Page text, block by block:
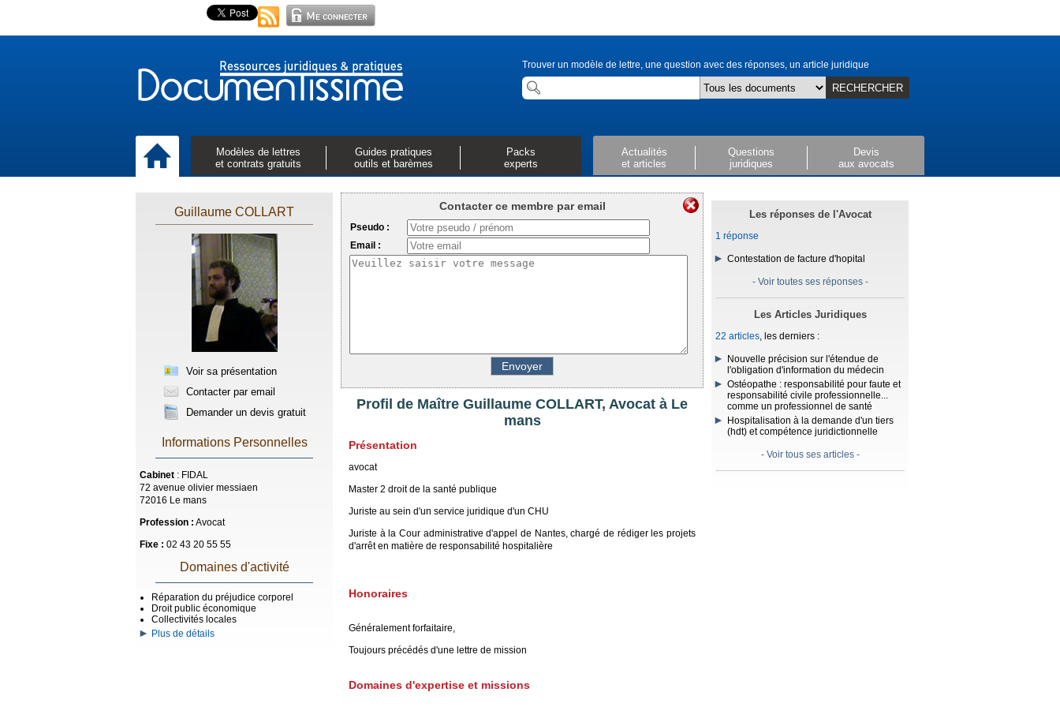
Trouver un modèle de lettre, une question avec des réponses, un article juridique
RECHERCHER
Modèles de lettres
et contrats gratuits
Guides pratiques
outils et barèmes
Packs
experts
Actualités
et articles
Questions
juridiques
Devis
aux avocats
Guillaume COLLART
Voir sa présentation
Contacter par email
Demander un devis gratuit
Informations Personnelles
Cabinet : FIDAL
72 avenue olivier messiaen
72016 Le mans
Profession : Avocat
Fixe : 02 43 20 55 55
Domaines d'activité
Réparation du préjudice corporel
Droit public économique
Collectivités locales
Plus de détails
Contacter ce membre par email
Pseudo :
Email :
Profil de Maître Guillaume COLLART, Avocat à Le
mans
Présentation
avocat
Master 2 droit de la santé publique
Juriste au sein d'un service juridique d'un CHU
Juriste à la Cour administrative d'appel de Nantes, chargé de rédiger les projets
d'arrêt en matière de responsabilité hospitalière
Honoraires
Généralement forfaitaire,
Toujours précédés d'une lettre de mission
Domaines d'expertise et missions
Les réponses de l'Avocat
1 réponse
Contestation de facture d'hopital
- Voir toutes ses réponses -
Les Articles Juridiques
22 articles, les derniers :
Nouvelle précision sur l'étendue de
l'obligation d'information du médecin
Ostéopathe : responsabilité pour faute et
responsabilité civile professionnelle...
comme un professionnel de santé
Hospitalisation à la demande d'un tiers
(hdt) et compétence juridictionnelle
- Voir tous ses articles -